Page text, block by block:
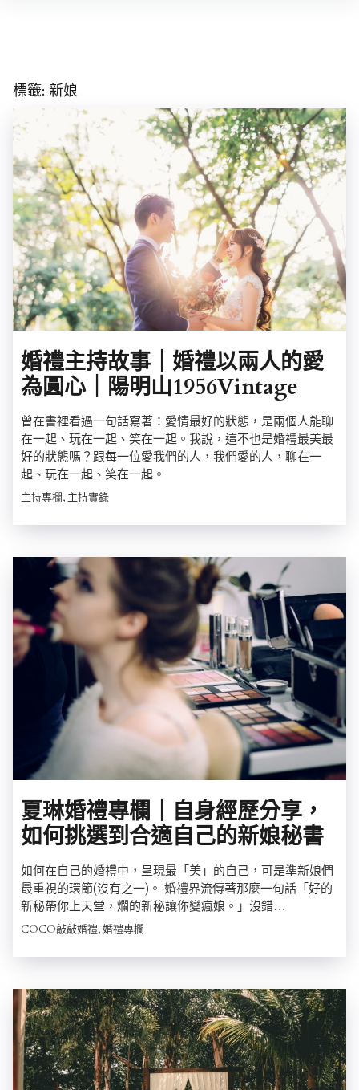
標籤: 新娘
婚禮主持故事｜婚禮以兩人的愛
為圓心｜陽明山1956Vintage
曾在書裡看過一句話寫著：愛情最好的狀態，是兩個人能聊
在一起、玩在一起、笑在一起。我說，這不也是婚禮最美最
好的狀態嗎？跟每一位愛我們的人，我們愛的人，聊在一
起、玩在一起、笑在一起。
主持專欄, 主持實錄
夏琳婚禮專欄｜自身經歷分享，
如何挑選到合適自己的新娘秘書
如何在自己的婚禮中，呈現最「美」的自己，可是準新娘們
最重視的環節(沒有之一)。 婚禮界流傳著那麼一句話「好的
新秘帶你上天堂，爛的新秘讓你變瘋娘。」沒錯…
COCO敲敲婚禮, 婚禮專欄